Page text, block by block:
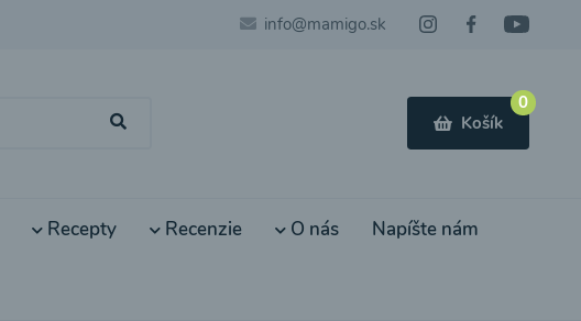
info@mamigo.sk
0
Košík
Recepty Recenzie O nás Napíšte nám